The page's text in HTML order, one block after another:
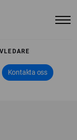
Kontakta oss